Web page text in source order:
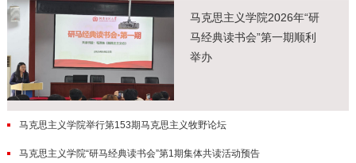
马克思主义学院2026年“研
马经典读书会”第一期顺利
举办
马克思主义学院举行第153期马克思主义牧野论坛
马克思主义学院“研马经典读书会”第1期集体共读活动预告